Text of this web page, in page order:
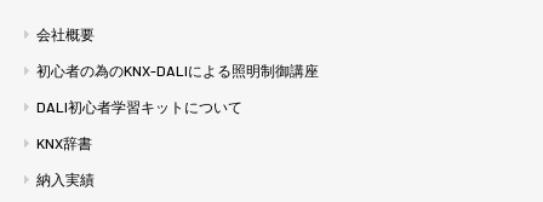
会社概要
初心者の為のKNX-DALIによる照明制御講座
DALI初心者学習キットについて
KNX辞書
納入実績